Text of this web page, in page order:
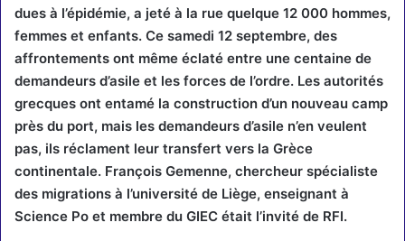
dues à l’épidémie, a jeté à la rue quelque 12 000 hommes,
femmes et enfants. Ce samedi 12 septembre, des
affrontements ont même éclaté entre une centaine de
demandeurs d’asile et les forces de l’ordre. Les autorités
grecques ont entamé la construction d’un nouveau camp
près du port, mais les demandeurs d’asile n’en veulent
pas, ils réclament leur transfert vers la Grèce
continentale. François Gemenne, chercheur spécialiste
des migrations à l’université de Liège, enseignant à
Science Po et membre du GIEC était l’invité de RFI.